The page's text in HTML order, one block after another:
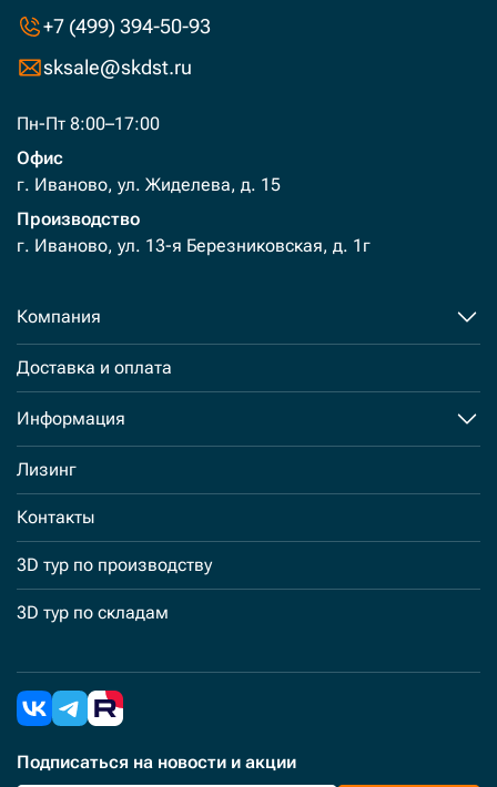
+7 (499) 394-50-93
sksale@skdst.ru
Пн-Пт 8:00–17:00
Офис
г. Иваново, ул. Жиделева, д. 15
Производство
г. Иваново, ул. 13-я Березниковская, д. 1г
Компания
Доставка и оплата
Информация
Лизинг
Контакты
3D тур по производству
3D тур по складам
Подписаться на новости и акции